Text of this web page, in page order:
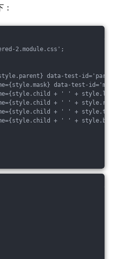
2.module.css';
data-test-
data-test-
+ ' ' +
+ ' ' +
+ ' ' +
+ ' ' +